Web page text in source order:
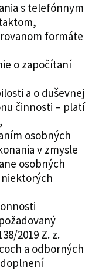
s telefónnym
formáte
o započítaní
a o duševnej
činnosti – platí
osobných
v zmysle
osobných
niektorých
2019 Z. z.
a odborných